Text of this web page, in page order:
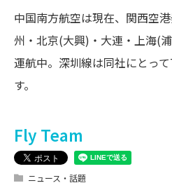
中国南方航空は現在、関西空
州・北京(大興)・大連・上海(
運航中。深圳線は同社にとっ
す。
Fly Team
ニュース・話題